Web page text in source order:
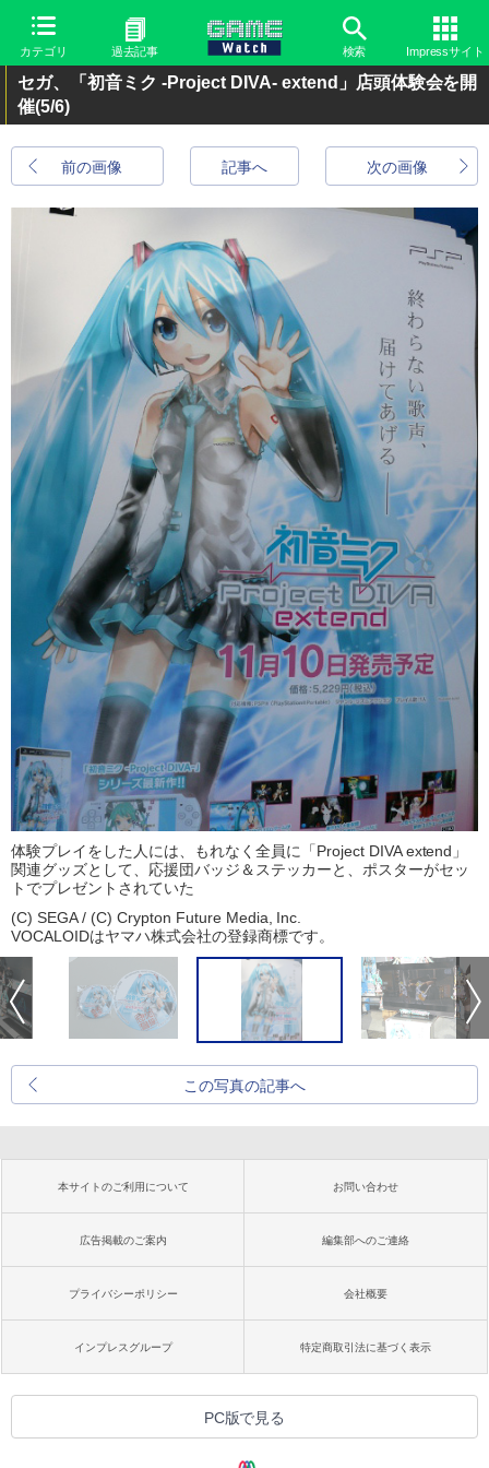
カテゴリ 過去記事 検索 Impressサイト
セガ、「初音ミク -Project DIVA- extend」店頭体験会を開
催(5/6)
前の画像 次の画像
記事へ
体験プレイをした人には、もれなく全員に「Project DIVA extend」
関連グッズとして、応援団バッジ＆ステッカーと、ポスターがセッ
トでプレゼントされていた
(C) SEGA / (C) Crypton Future Media, Inc.
VOCALOIDはヤマハ株式会社の登録商標です。
この写真の記事へ
本サイトのご利用について お問い合わせ
広告掲載のご案内 編集部へのご連絡
プライバシーポリシー 会社概要
インプレスグループ 特定商取引法に基づく表示
PC版で見る